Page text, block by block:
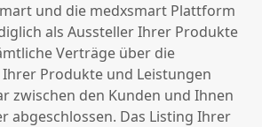
und die medxsmart Plattform
als Aussteller Ihrer Produkte
Verträge über die
Produkte und Leistungen
zwischen den Kunden und Ihnen
abgeschlossen. Das Listing Ihrer